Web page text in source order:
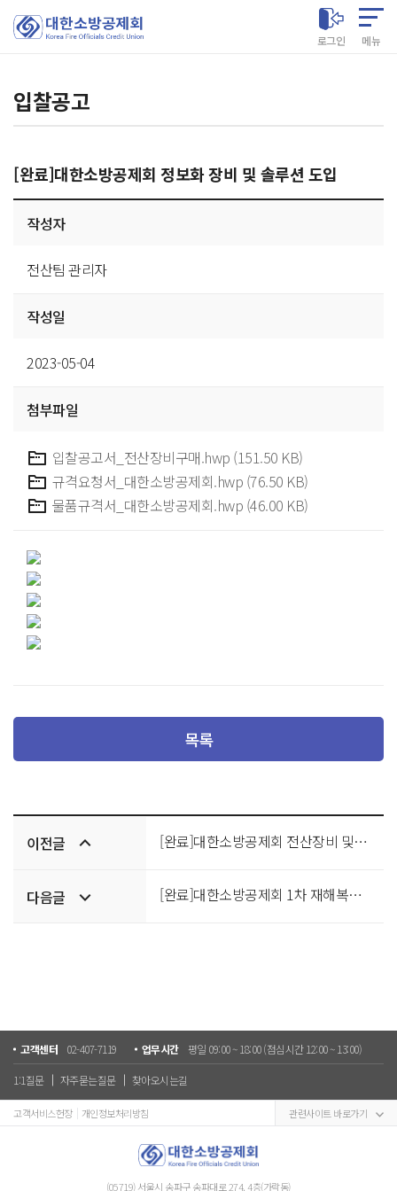
대한소방공제회
로그인 메뉴
입찰공고
[완료]대한소방공제회 정보화 장비 및 솔루션 도입
상세
작성자
전산팀 관리자
작성일
2023-05-04
첨부파일
입찰공고서_전산장비구매.hwp (151.50 KB)
규격요청서_대한소방공제회.hwp (76.50 KB)
물품규격서_대한소방공제회.hwp (46.00 KB)
목록
다음글
이전글 [완료]대한소방공제회 전산장비 및 SW 구매
다음글 [완료]대한소방공제회 1차 재해복구시스템 구축 사업 입찰 공고
고객센터 02-407-7119 업무시간 평일 09:00 ~ 18:00 (점심시간 12:00 ~ 13:00)
1:1질문 자주묻는질문 찾아오시는길
고객서비스헌장 개인정보처리방침 관련사이트 바로가기
(05719) 서울시 송파구 송파대로 274, 4층(가락동)